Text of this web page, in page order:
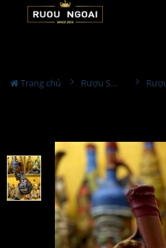
Trang chủ Rượu Sưu Tầm - Nga